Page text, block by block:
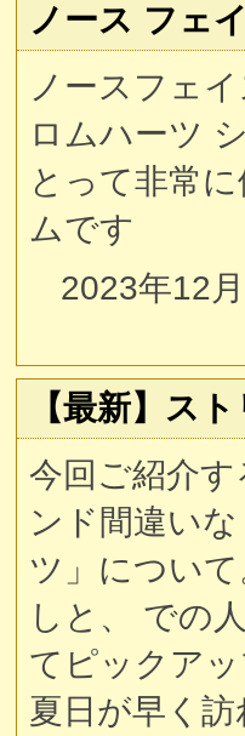
ノース フェ
ノースフェ
ロムハーツ
とって非常
ムです
2023年12
【最新】ス
今回ご紹介
ンド間違い
ツ」につい
しと、 での
てピックア
夏日が早く